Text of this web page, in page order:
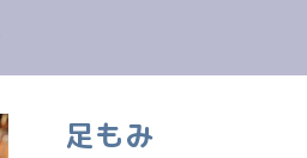
足もみ